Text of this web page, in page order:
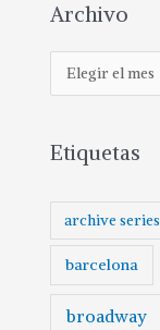
Archivo
Etiquetas
archive series
barcelona
broadway